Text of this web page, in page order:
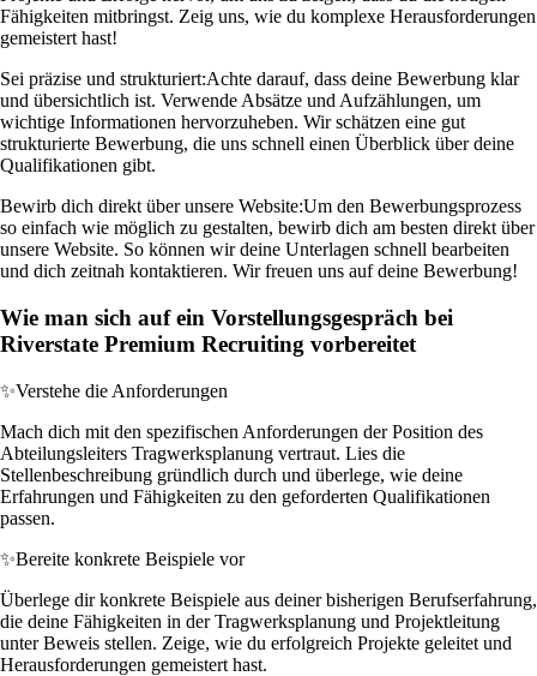
Fähigkeiten mitbringst. Zeig uns, wie du komplexe Herausforderungen
gemeistert hast!
Sei präzise und strukturiert:Achte darauf, dass deine Bewerbung klar
und übersichtlich ist. Verwende Absätze und Aufzählungen, um
wichtige Informationen hervorzuheben. Wir schätzen eine gut
strukturierte Bewerbung, die uns schnell einen Überblick über deine
Qualifikationen gibt.
Bewirb dich direkt über unsere Website:Um den Bewerbungsprozess
so einfach wie möglich zu gestalten, bewirb dich am besten direkt über
unsere Website. So können wir deine Unterlagen schnell bearbeiten
und dich zeitnah kontaktieren. Wir freuen uns auf deine Bewerbung!
Wie man sich auf ein Vorstellungsgespräch bei
Riverstate Premium Recruiting vorbereitet
✨Verstehe die Anforderungen
Mach dich mit den spezifischen Anforderungen der Position des
Abteilungsleiters Tragwerksplanung vertraut. Lies die
Stellenbeschreibung gründlich durch und überlege, wie deine
Erfahrungen und Fähigkeiten zu den geforderten Qualifikationen
passen.
✨Bereite konkrete Beispiele vor
Überlege dir konkrete Beispiele aus deiner bisherigen Berufserfahrung,
die deine Fähigkeiten in der Tragwerksplanung und Projektleitung
unter Beweis stellen. Zeige, wie du erfolgreich Projekte geleitet und
Herausforderungen gemeistert hast.